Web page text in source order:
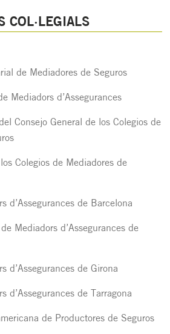
COL·LEGIALS
de Mediadores de Seguros
Mediadors d’Assegurances
Consejo General de los Colegios de
Colegios de Mediadores de
d’Assegurances de Barcelona
Mediadors d’Assegurances de
d’Assegurances de Girona
d’Assegurances de Tarragona
de Productores de Seguros